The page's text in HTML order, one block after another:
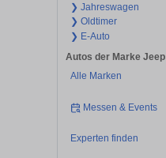
❯ Jahreswagen
❯ Oldtimer
❯ E-Auto
Autos der Marke Jeep
Alle Marken
Messen & Events
Experten finden